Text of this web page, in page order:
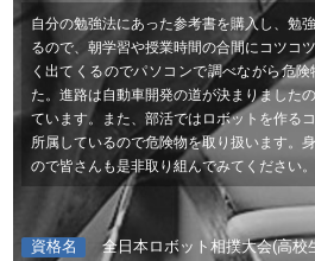
自分の勉強法にあった参考書を購入し、勉
るので、朝学習や授業時間の合間にコツコ
く出てくるのでパソコンで調べながら危
た。進路は自動車開発の道が決まりました
ています。また、部活ではロボットを作る
所属しているので危険物を取り扱います。
ので皆さんも是非取り組んでみてください。
資格名 全日本ロボット相撲大会(高校